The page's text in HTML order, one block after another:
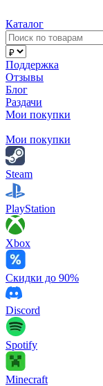
Каталог
Поддержка
Отзывы
Блог
Раздачи
Мои покупки
Мои покупки
Steam
PlayStation
Xbox
Скидки до 90%
Discord
Spotify
Minecraft